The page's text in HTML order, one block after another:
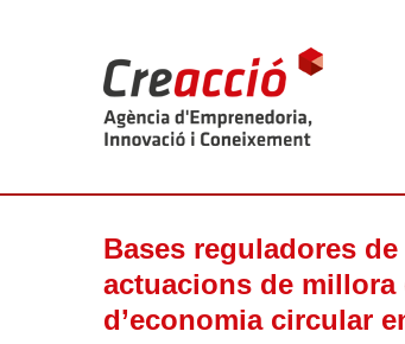
Bases reguladores
actuacions de millora
d’economia circular